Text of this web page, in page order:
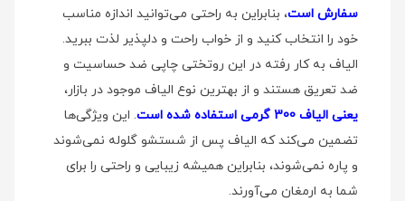
سفارش است، بنابراین به راحتی می‌توانید اندازه مناسب
خود را انتخاب کنید و از خواب راحت و دلپذیر لذت ببرید.
الیاف به کار رفته در این روتختی چاپی ضد حساسیت و
ضد تعریق هستند و از بهترین نوع الیاف موجود در بازار،
یعنی الیاف 300 گرمی استفاده شده است
. این ویژگی‌ها
تضمین می‌کند که الیاف پس از شستشو گلوله نمی‌شوند
و پاره نمی‌شوند، بنابراین همیشه زیبایی و راحتی را برای
شما به ارمغان می‌آورند.